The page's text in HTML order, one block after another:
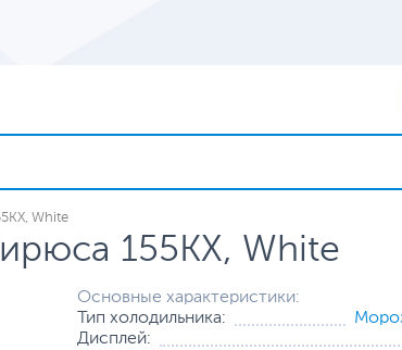
White
155КХ, White
Основные характеристики:
Тип холодильника:
Дисплей: